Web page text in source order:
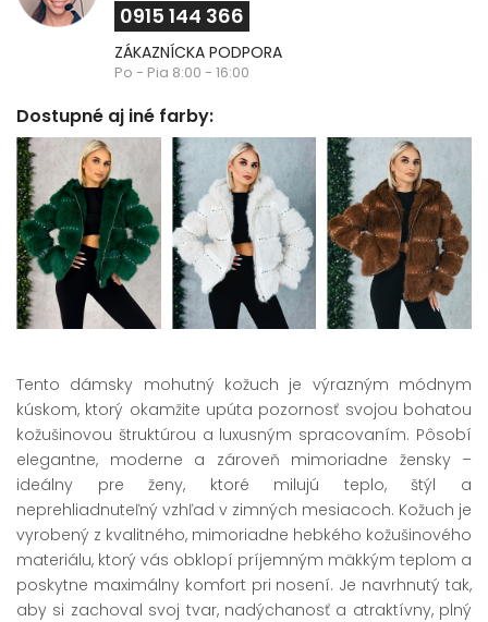
0915 144 366
ZÁKAZNÍCKA PODPORA
Po - Pia 8:00 - 16:00
Dostupné aj iné farby:
Tento dámsky mohutný kožuch je výrazným módnym
kúskom, ktorý okamžite upúta pozornosť svojou bohatou
kožušinovou štruktúrou a luxusným spracovaním. Pôsobí
elegantne, moderne a zároveň mimoriadne žensky –
ideálny pre ženy, ktoré milujú teplo, štýl a
neprehliadnuteľný vzhľad v zimných mesiacoch. Kožuch je
vyrobený z kvalitného, mimoriadne hebkého kožušinového
materiálu, ktorý vás obklopí príjemným mäkkým teplom a
poskytne maximálny komfort pri nosení. Je navrhnutý tak,
aby si zachoval svoj tvar, nadýchanosť a atraktívny, plný